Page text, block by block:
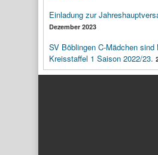
Einladung zur
Dezember 2023
SV Böblingen C-Mädchen sind
Kreisstaffel 1 Saison 2022/23.